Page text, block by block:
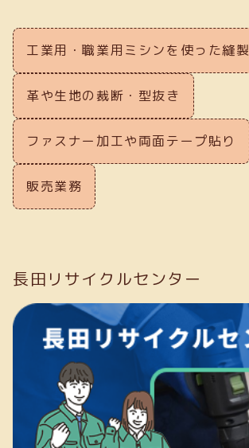
工業用・職業用ミシンを使った縫製
革や生地の裁断・型抜き
ファスナー加工や両面テープ貼り
販売業務
長田リサイクルセンター